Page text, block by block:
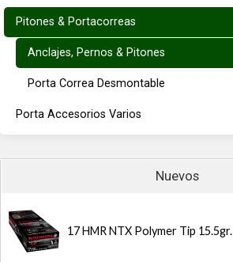
Pitones & Portacorreas
Anclajes, Pernos & Pitones
Porta Correa Desmontable
Porta Accesorios Varios
Nuevos
17 HMR NTX Polymer Tip 15.5gr.